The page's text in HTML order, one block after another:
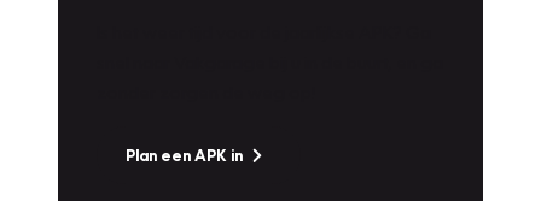
Plan een APK in